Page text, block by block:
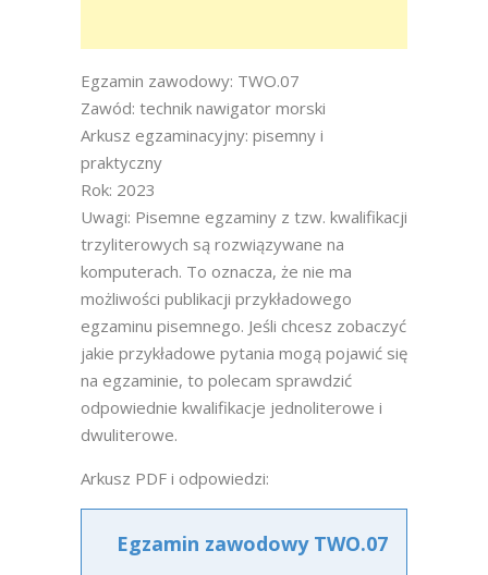
Egzamin zawodowy: TWO.07
Zawód: technik nawigator morski
Arkusz egzaminacyjny: pisemny i
praktyczny
Rok: 2023
Uwagi: Pisemne egzaminy z tzw. kwalifikacji
trzyliterowych są rozwiązywane na
komputerach. To oznacza, że nie ma
możliwości publikacji przykładowego
egzaminu pisemnego. Jeśli chcesz zobaczyć
jakie przykładowe pytania mogą pojawić się
na egzaminie, to polecam sprawdzić
odpowiednie kwalifikacje jednoliterowe i
dwuliterowe.
Arkusz PDF i odpowiedzi:
Egzamin zawodowy TWO.07